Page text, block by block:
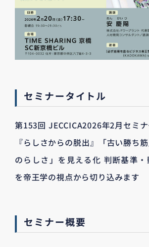
セミナータイトル
第153回 JECCICA2026年2月セミ
『らしさからの脱出』「古い勝ち
のらしさ」を見える化 判断基準
を帝王学の視点から切り込みます
セミナー概要